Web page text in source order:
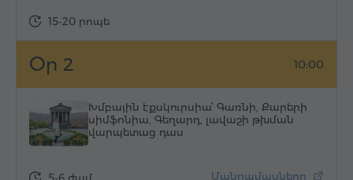
15-20 րոպե
Օր 2 10:00
Խմբային էքսկուրսիա՝ Գառնի, Քարերի
սիմֆոնիա, Գեղարդ, լավաշի թխման
վարպետաց դաս
Մանրամասները